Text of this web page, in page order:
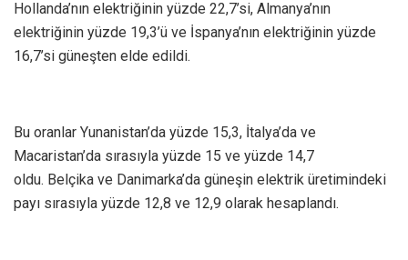
Hollanda’nın elektriğinin yüzde 22,7’si, Almanya’nın
elektriğinin yüzde 19,3’ü ve İspanya’nın elektriğinin yüzde
16,7’si güneşten elde edildi.
Bu oranlar Yunanistan’da yüzde 15,3, İtalya’da ve
Macaristan’da sırasıyla yüzde 15 ve yüzde 14,7
oldu. Belçika ve Danimarka’da güneşin elektrik üretimindeki
payı sırasıyla yüzde 12,8 ve 12,9 olarak hesaplandı.